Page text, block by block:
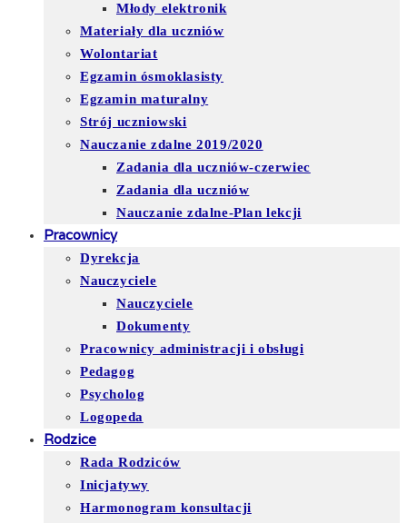
Młody elektronik
Materiały dla uczniów
Wolontariat
Egzamin ósmoklasisty
Egzamin maturalny
Strój uczniowski
Nauczanie zdalne 2019/2020
Zadania dla uczniów-czerwiec
Zadania dla uczniów
Nauczanie zdalne-Plan lekcji
Pracownicy
Dyrekcja
Nauczyciele
Nauczyciele
Dokumenty
Pracownicy administracji i obsługi
Pedagog
Psycholog
Logopeda
Rodzice
Rada Rodziców
Inicjatywy
Harmonogram konsultacji